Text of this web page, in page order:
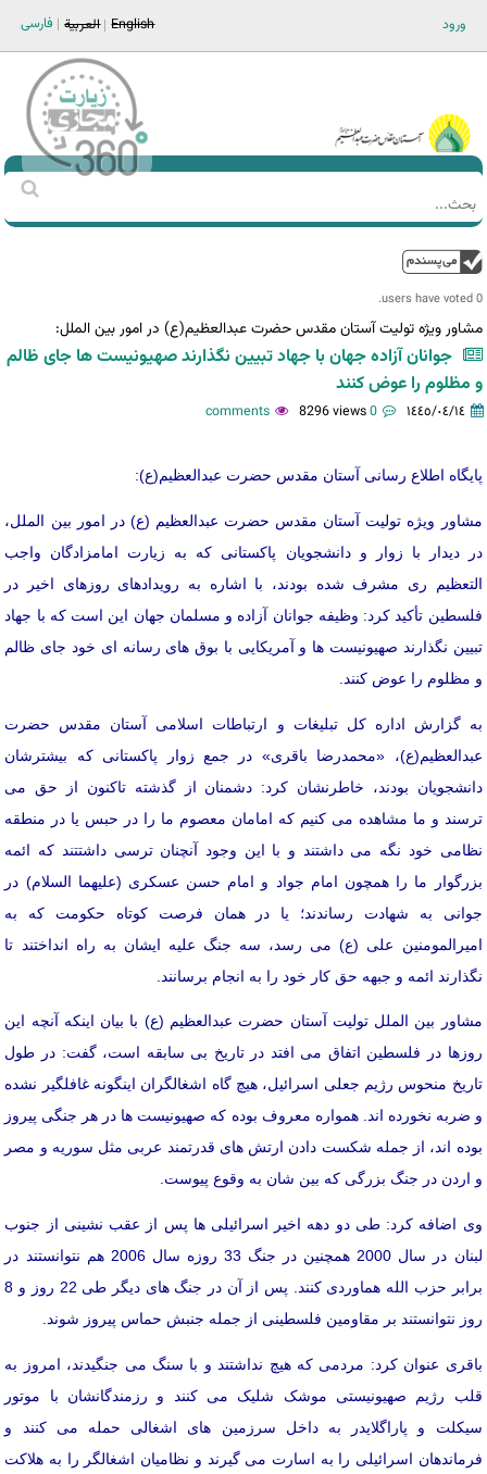
ورود فارسی العربية English
Main men-AR
استمارة
‏
0 users have voted.
مشاور ویژه تولیت آستان مقدس حضرت عبدالعظیم(ع) در امور بین الملل:
جوانان آزاده جهان با جهاد تبیین نگذارند صهیونیست ها جای ظالم
و مظلوم را عوض کنند
١٤٤٥/٠٤/١٤ 0 comments
8296 views
پایگاه اطلاع رسانی آستان مقدس حضرت عبدالعظیم(ع):
مشاور ویژه تولیت آستان مقدس حضرت عبدالعظیم (ع) در امور بین الملل،
در دیدار با زوار و دانشجویان پاکستانی که به زیارت امامزادگان واجب
التعظیم ری مشرف شده بودند، با اشاره به رویدادهای روزهای اخیر در
فلسطین تأکید کرد: وظیفه جوانان آزاده و مسلمان جهان این است که با جهاد
تبیین نگذارند صهیونیست ها و آمریکایی با بوق های رسانه ای خود جای ظالم
و مظلوم را عوض کنند.
به گزارش اداره کل تبلیغات و ارتباطات اسلامی آستان مقدس حضرت
عبدالعظیم(ع)، «محمدرضا باقری» در جمع زوار پاکستانی که بیشترشان
دانشجویان بودند، خاطرنشان کرد: دشمنان از گذشته تاکنون از حق می
ترسند و ما مشاهده می کنیم که امامان معصوم ما را در حبس یا در منطقه
نظامی خود نگه می داشتند و با این وجود آنچنان ترسی داشتتند که ائمه
بزرگوار ما را همچون امام جواد و امام حسن عسکری (علیهما السلام) در
جوانی به شهادت رساندند؛ یا در همان فرصت کوتاه حکومت که به
امیرالمومنین علی (ع) می رسد، سه جنگ علیه ایشان به راه انداختند تا
نگذارند ائمه و جبهه حق کار خود را به انجام برسانند.
مشاور بین الملل تولیت آستان حضرت عبدالعظیم (ع) با بیان اینکه آنچه این
روزها در فلسطین اتفاق می افتد در تاریخ بی سابقه است، گفت: در طول
تاریخ منحوس رژیم جعلی اسرائیل، هیچ گاه اشغالگران اینگونه غافلگیر نشده
و ضربه نخورده اند. همواره معروف بوده که صهیونیست ها در هر جنگی پیروز
بوده اند، از جمله شکست دادن ارتش های قدرتمند عربی مثل سوریه و مصر
و اردن در جنگ بزرگی که بین شان به وقوع پیوست.
وی اضافه کرد: طی دو دهه اخیر اسرائیلی ها پس از عقب نشینی از جنوب
لبنان در سال 2000 همچنین در جنگ 33 روزه سال 2006 هم نتوانستند در
برابر حزب الله هماوردی کنند. پس از آن در جنگ های دیگر طی 22 روز و 8
روز نتوانستند بر مقاومین فلسطینی از جمله جنبش حماس پیروز شوند.
باقری عنوان کرد: مردمی که هیچ نداشتند و با سنگ می جنگیدند، امروز به
قلب رژیم صهیونیستی موشک شلیک می کنند و رزمندگانشان با موتور
سیکلت و پاراگلایدر به داخل سرزمین های اشغالی حمله می کنند و
فرماندهان اسرائیلی را به اسارت می گیرند و نظامیان اشغالگر را به هلاکت